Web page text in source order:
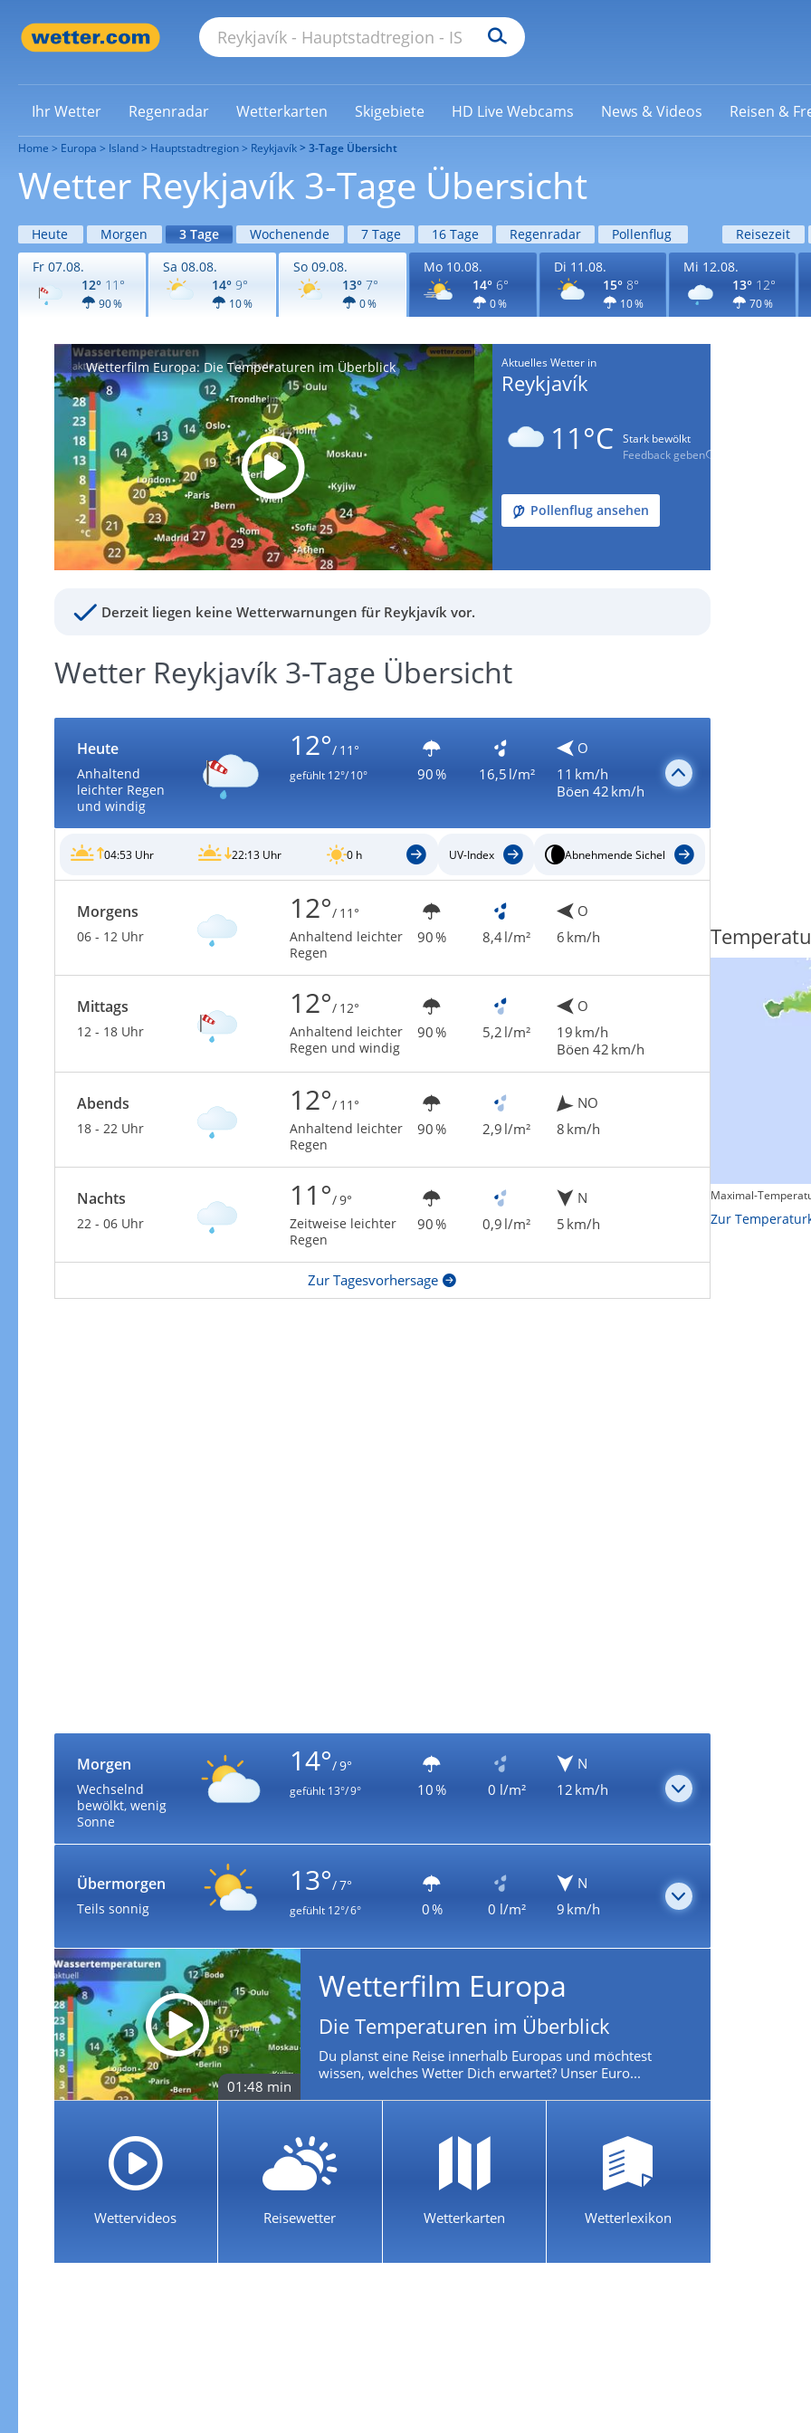
Ihr Wetter Regenradar Wetterkarten Skigebiete HD Live Webcams News & Videos Reisen &
Home Europa Island Hauptstadtregion Reykjavík 3-Tage Übersicht
Wetter Reykjavík 3-Tage Übersicht
Heute Morgen 3 Tage Wochenende 7 Tage 16 Tage Regenradar Pollenflug Reisezeit
Fr 07.08.
12° 11°
90 %
Sa 08.08.
14° 9°
10 %
So 09.08.
13° 7°
0 %
Mo 10.08.
14° 6°
0 %
Di 11.08.
15° 8°
10 %
Mi 12.08.
13° 12°
70 %
Wetterfilm Europa: Die Temperaturen im Überblick Aktuelles Wetter in
Reykjavík
11°C
Stark bewölkt
Feedback geben
Pollenflug ansehen
Derzeit liegen keine Wetterwarnungen für Reykjavík vor.
Wetter Reykjavík 3-Tage Übersicht
Heute
Anhaltend
leichter Regen
und windig
12°/ 11°
gefühlt12°/ 10° 90 % 16,5 l/m²
O
11 km/h
Böen 42 km/h
04:53 Uhr 22:13 Uhr 0 h UV-Index Abnehmende Sichel
Morgens
06 - 12 Uhr
12°/ 11°
Anhaltend leichter
Regen
90 % 8,4 l/m²
O
6 km/h
Mittags
12 - 18 Uhr
12°/ 12°
Anhaltend leichter
Regen und windig
90 % 5,2 l/m²
O
19 km/h
Böen 42 km/h
Abends
18 - 22 Uhr
12°/ 11°
Anhaltend leichter
Regen
90 % 2,9 l/m²
NO
8 km/h
Nachts
22 - 06 Uhr
11°/ 9°
Zeitweise leichter
Regen
90 % 0,9 l/m²
N
5 km/h
Zur Tagesvorhersage
Morgen
Wechselnd
bewölkt, wenig
Sonne
14°/ 9°
gefühlt13°/ 9° 10 % 0 l/m²
N
12 km/h
Übermorgen
Teils sonnig
13°/ 7°
gefühlt12°/ 6° 0 % 0 l/m²
N
9 km/h
01:48 min
Wetterfilm Europa
Die Temperaturen im Überblick
Du planst eine Reise innerhalb Europas und möchtest
wissen, welches Wetter Dich erwartet? Unser Euro...
Wettervideos Reisewetter Wetterkarten Wetterlexikon
Gewitterrisiko
Zur Gewitterrisikokarte
Regenradar
Zum animierten Regenradar Maximal-
Zur